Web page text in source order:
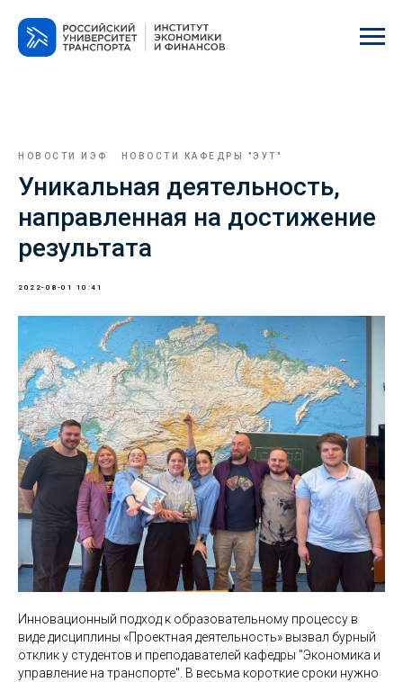
НОВОСТИ ИЭФ НОВОСТИ КАФЕДРЫ "ЭУТ"
Уникальная деятельность,
направленная на достижение
результата
2022-08-01 10:41
Инновационный подход к образовательному процессу в
виде дисциплины «Проектная деятельность» вызвал бурный
отклик у студентов и преподавателей кафедры "Экономика и
управление на транспорте". В весьма короткие сроки нужно